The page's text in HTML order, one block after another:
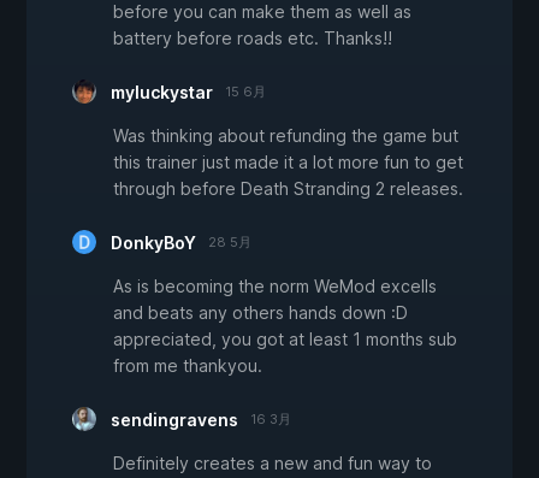
before you can make them as well as
battery before roads etc. Thanks!!
myluckystar 15 6月
Was thinking about refunding the game but
this trainer just made it a lot more fun to get
through before Death Stranding 2 releases.
DonkyBoY 28 5月
As is becoming the norm WeMod excells
and beats any others hands down :D
appreciated, you got at least 1 months sub
from me thankyou.
sendingravens 16 3月
Definitely creates a new and fun way to